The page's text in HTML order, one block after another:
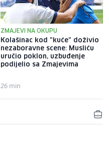
ZMAJEVI NA OKUPU
Kolašinac kod "kuće" doživio
nezaboravne scene: Musliću
uručio poklon, uzbuđenje
podijelio sa Zmajevima
26 min